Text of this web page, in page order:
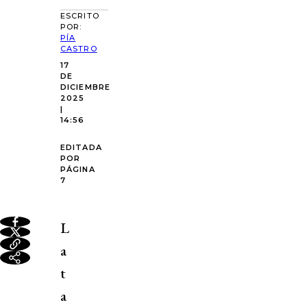
ESCRITO
POR:
PÍA
CASTRO
17
DE
DICIEMBRE
2025
|
14:56
EDITADA
POR
PÁGINA
7
L
a
t
a